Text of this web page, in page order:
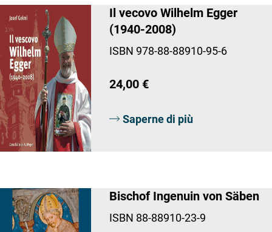
Il vecovo Wilhelm Egger
(1940-2008)
ISBN 978-88-88910-95-6
24,00 €
Saperne di più
Bischof Ingenuin von Säben
ISBN 88-88910-23-9